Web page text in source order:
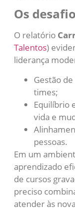
Os
O relatório
Talentos)
liderança
Gestão
times;
Equilíbrio
vida e
pessoas.
Em um
aprendizado
de cursos
preciso
atender às